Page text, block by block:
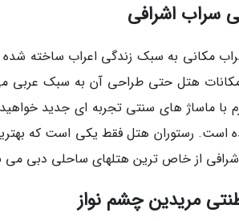
سراب اشرافی
مکانی به سبک زندگی اعراب ساخته شده
هتل حتی طراحی آن به سبک عربی
است. رستوران هتل فقط یکی است که
از خاص ترین هتلهای ساحلی دبی می
مریدین چشم نواز